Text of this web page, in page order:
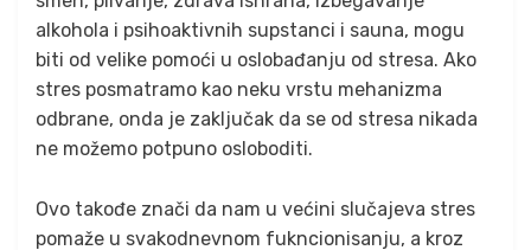
alkohola i psihoaktivnih supstanci i sauna, mogu
biti od velike pomoći u oslobađanju od stresa. Ako
stres posmatramo kao neku vrstu mehanizma
odbrane, onda je zaključak da se od stresa nikada
ne možemo potpuno osloboditi.
Ovo takođe znači da nam u većini slučajeva stres
pomaže u svakodnevnom fukncionisanju, a kroz